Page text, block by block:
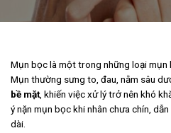
Mụn bọc là một trong những loại mụn
Mụn thường sưng to, đau, nằm sâu
bề mặt, khiến việc xử lý trở nên khó
ý nặn mụn bọc khi nhân chưa chín,
dài.